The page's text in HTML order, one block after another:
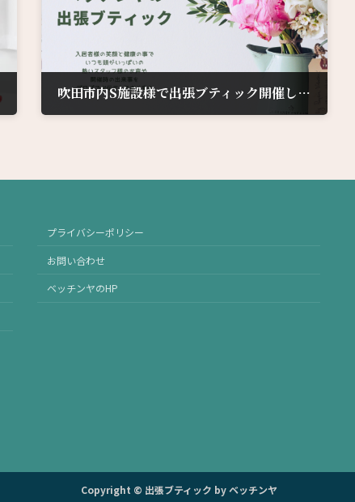
吹田市内S施設様で出張ブティック開催しました。
プライバシーポリシー
お問い合わせ
ベッチンヤのHP
Copyright © 出張ブティック by ベッチンヤ